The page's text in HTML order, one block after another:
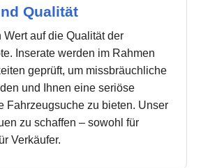
Qualität
auf die Qualität der
Inserate werden im Rahmen
geprüft, um missbräuchliche
und Ihnen eine seriöse
Fahrzeugsuche zu bieten. Unser
zu schaffen – sowohl für
Verkäufer.